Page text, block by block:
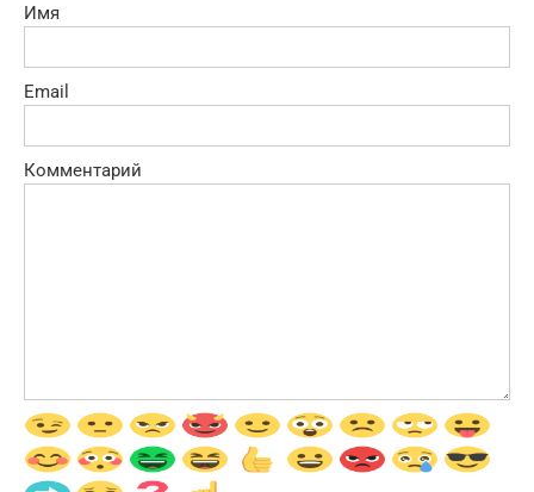
Имя
Email
Комментарий